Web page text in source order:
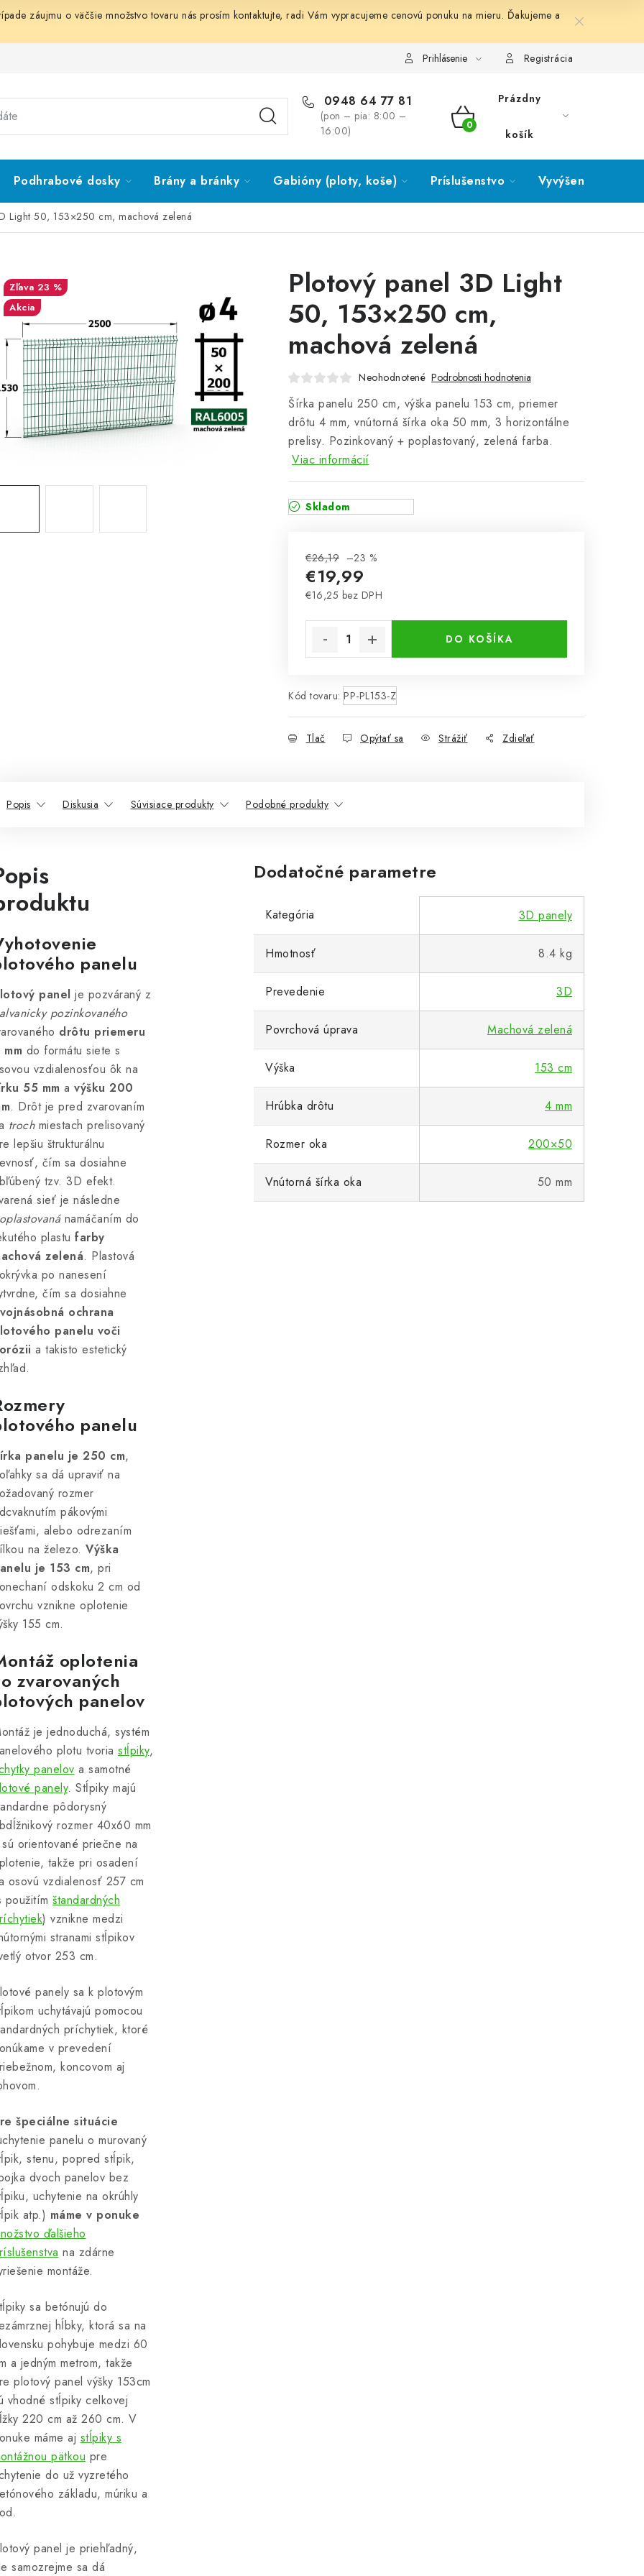
záujmu o väčšie množstvo tovaru nás prosím kontaktujte, radi Vám vypracujeme cenovú ponuku na mieru. Ďakujeme a
Prihlásenie Registrácia
0948 64 77 81
(pon – pia: 8:00 –
16:00)
NÁKUPNÝ
Prázdny
košík
Podhrabové dosky Brány a bránky Gabióny (ploty, koše) Príslušenstvo Vyvýšené záhony
Light 50, 153×250 cm, machová zelená
Plotový panel 3D Light
50, 153×250 cm,
machová zelená
Neohodnotené Podrobnosti hodnotenia
Šírka panelu 250 cm, výška panelu 153 cm, priemer
drôtu 4 mm, vnútorná šírka oka 50 mm, 3 horizontálne
prelisy. Pozinkovaný + poplastovaný, zelená farba.
Viac informácií
Skladom
€26,19 –23 %
€19,99
€16,25 bez DPH
DO KOŠÍKA
Kód tovaru: PP-PL153-Z
Tlač Opýtať sa Strážiť Zdieľať
23 %
Akcia
Popis Diskusia Súvisiace produkty Podobné produkty
panelu
panel je pozváraný z
pozinkovaného
drôtu priemeru
do formátu siete s
vzdialenosťou ôk na
55 mm a výšku 200
. Drôt je pred zvarovaním
trochmiestach prelisovaný
lepšiu štrukturálnu
čím sa dosiahne
tzv. 3D efekt.
sieť je následne
namáčaním do
plastu farby
zelená. Plastová
po nanesení
čím sa dosiahne
ochrana
panelu voči
a takisto estetický
panelu
panelu je 250 cm,
sa dá upraviť na
rozmer
pákovými
alebo odrezaním
na železo. Výška
je 153 cm, pri
odskoku 2 cm od
vznikne oplotenie
155 cm.
oplotenia
zvarovaných
panelov
je jednoduchá, systém
plotu tvoria stĺpiky,
panelov a samotné
panely. Stĺpiky majú
pôdorysný
rozmer 40x60 mm
orientované priečne na
takže pri osadení
osovú vzdialenosť 257 cm
použitím štandardných
) vznikne medzi
stranami stĺpikov
otvor 253 cm.
panely sa k plotovým
uchytávajú pomocou
príchytiek, ktoré
v prevedení
koncovom aj
špeciálne situácie
panelu o murovaný
stenu, popred stĺpik,
dvoch panelov bez
uchytenie na okrúhly
atp.) máme v ponuke
ďalšieho
na zdárne
montáže.
sa betónujú do
hĺbky, ktorá sa na
pohybuje medzi 60
a jedným metrom, takže
plotový panel výšky 153cm
vhodné stĺpiky celkovej
220 cm až 260 cm. V
máme aj stĺpiky s
pätkou pre
do už vyzretého
základu, múriku a
panel je priehľadný,
samozrejme sa dá
Dodatočné parametre
Kategória 3D panely
Hmotnosť 8.4 kg
Prevedenie 3D
Povrchová úprava Machová zelená
Výška 153 cm
Hrúbka drôtu 4 mm
Rozmer oka 200×50
Vnútorná šírka oka 50 mm